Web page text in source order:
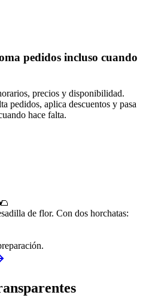
pedidos incluso cuando
precios y disponibilidad.
pedidos, aplica descuentos y pasa
hace falta.
de flor. Con dos horchatas: